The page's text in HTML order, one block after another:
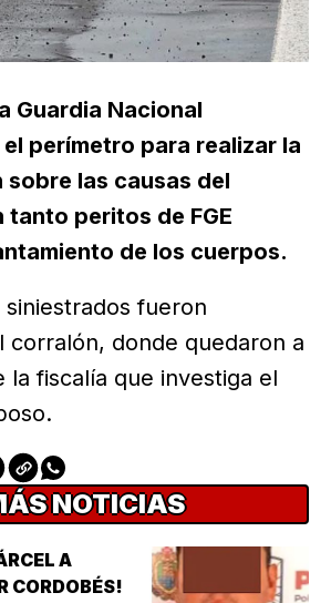
Guardia Nacional
perímetro para realizar la
las causas del
tanto peritos de FGE
de los cuerpos.
fueron
corralón, donde quedaron a
la fiscalía que investiga el
NOTICIAS
A
CORDOBÉS!